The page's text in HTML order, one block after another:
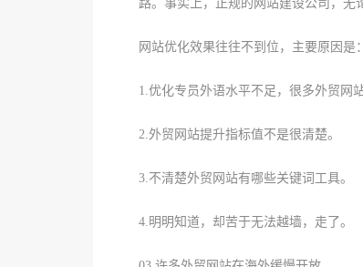
路。事实上，正规的网站建设公司，无
网站优化效果往往不到位，主要原因是：
1.优化专员外语水平不足，很多外贸网
2.外贸网站提升指标值不是很清楚。
3.不清楚外贸网站有哪些关键词工具。
4.明明知道，却苦于无法越墙，走了。